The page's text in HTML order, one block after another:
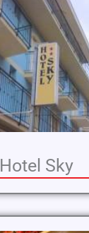
Hotel Sky